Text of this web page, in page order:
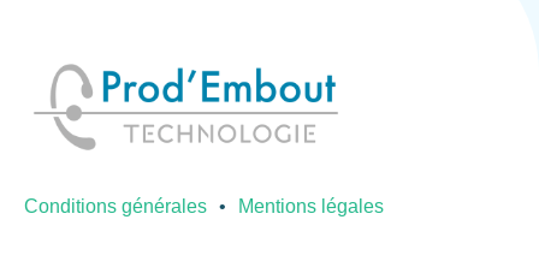
Conditions générales Mentions légales